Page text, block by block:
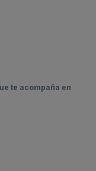
te acompaña en